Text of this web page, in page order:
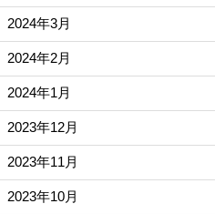
2024年3月
2024年2月
2024年1月
2023年12月
2023年11月
2023年10月